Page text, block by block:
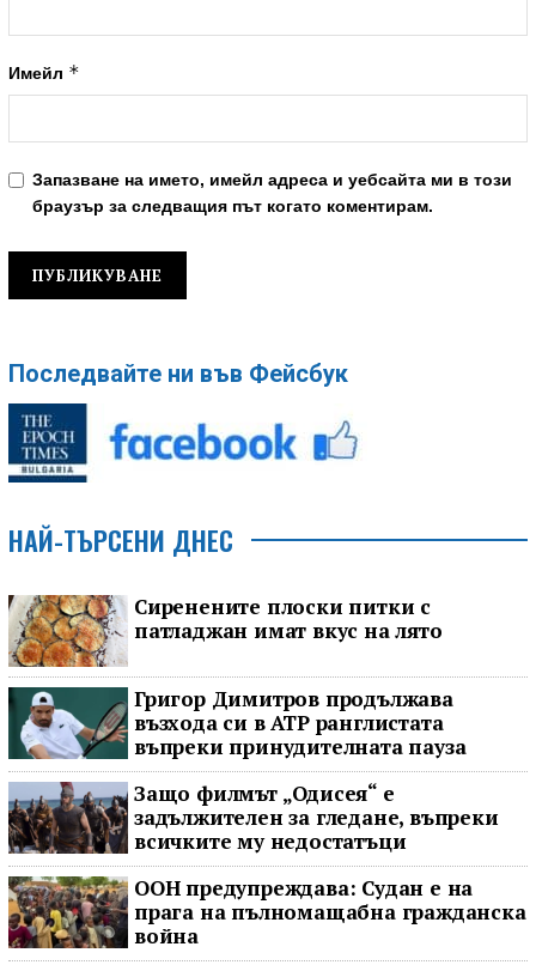
Имейл *
Запазване на името, имейл адреса и уебсайта ми в този
браузър за следващия път когато коментирам.
Последвайте ни във Фейсбук
НАЙ-ТЪРСЕНИ ДНЕС
Сиренените плоски питки с
патладжан имат вкус на лято
Григор Димитров продължава
възхода си в ATP ранглистата
въпреки принудителната пауза
Защо филмът „Одисея“ е
задължителен за гледане, въпреки
всичките му недостатъци
ООН предупреждава: Судан е на
прага на пълномащабна гражданска
война